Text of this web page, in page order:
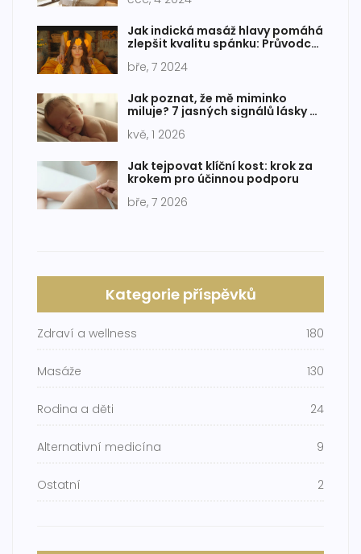
Jak indická masáž hlavy pomáhá
zlepšit kvalitu spánku: Průvodce
bře, 7 2024
Jak poznat, že mě miminko
miluje? 7 jasných signálů lásky a
kvě, 1 2026
Jak tejpovat klíční kost: krok za
krokem pro účinnou podporu
bře, 7 2026
Kategorie příspěvků
Zdraví a wellness 180
Masáže 130
Rodina a děti 24
Alternativní medicína 9
Ostatní 2